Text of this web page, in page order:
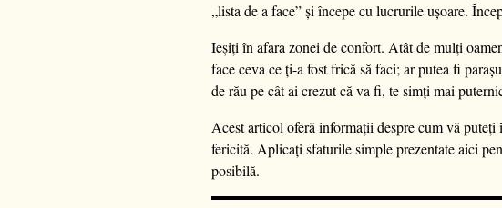
„lista de a face” și începe cu lucrurile ușoare.
Ieșiți în afara zonei de confort. Atât de mulți
face ceva ce ți-a fost frică să faci; ar putea fi
de rău pe cât ai crezut că va fi, te simți mai
Acest articol oferă informații despre cum vă
fericită. Aplicați sfaturile simple prezentate aici
posibilă.